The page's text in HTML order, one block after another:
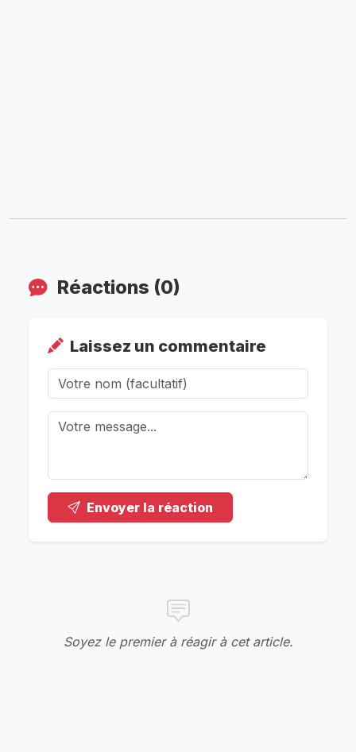
Réactions (0)
Laissez un commentaire
Envoyer la réaction
Soyez le premier à réagir à cet article.